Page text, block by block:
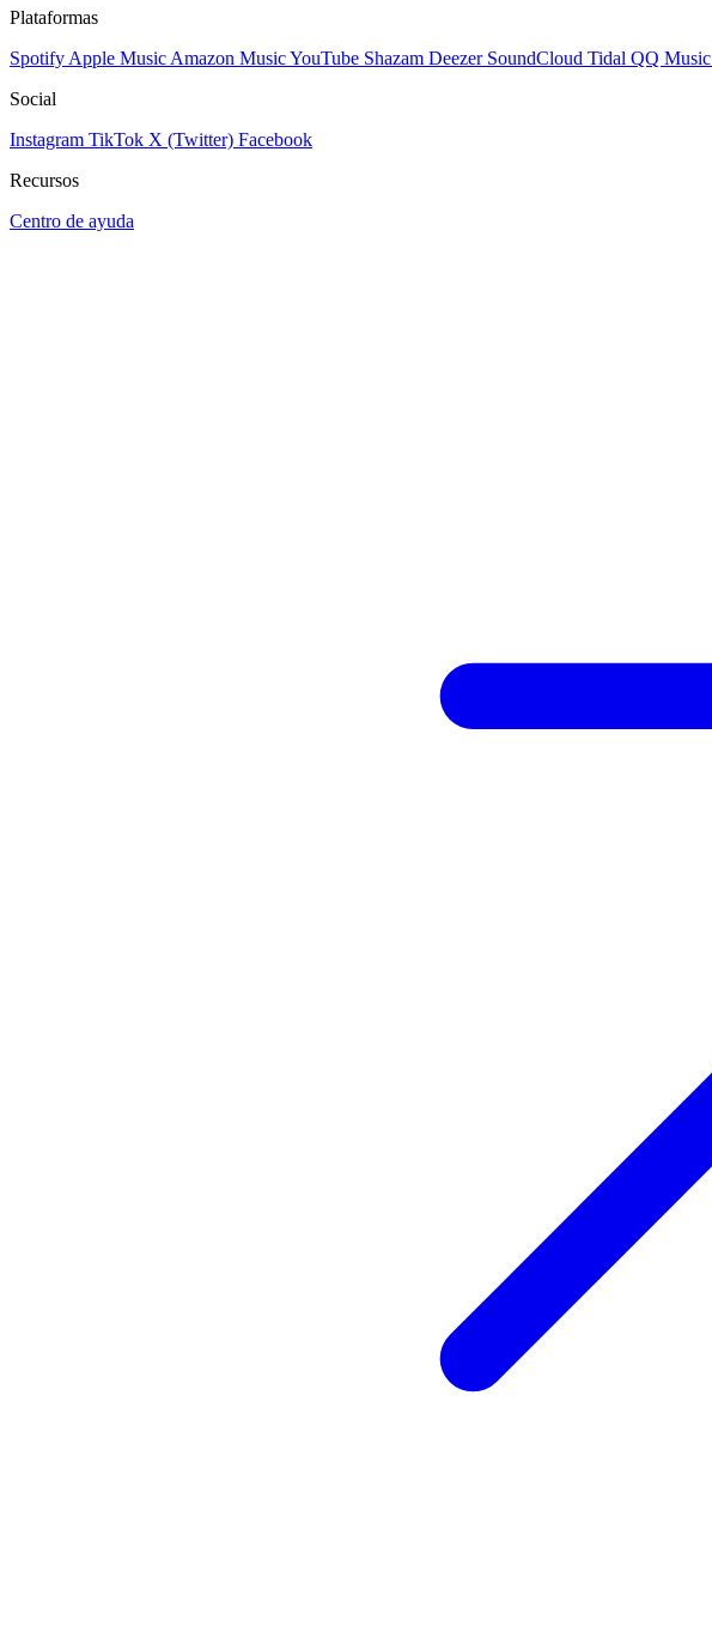
Plataformas
Spotify Apple Music Amazon MusicYouTube Shazam Deezer SoundCloud Tidal QQ Music
Social
Instagram TikTok X (Twitter) Facebook
Recursos
Centro de ayuda